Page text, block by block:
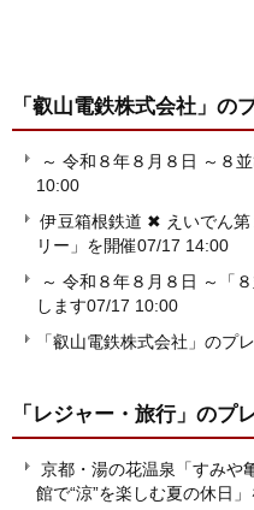
「叡山電鉄株式会社」 の
～ 令和８年８月８日 ～８
10:00
伊豆箱根鉄道 ✖ えいでん
リー」を開催07/17 14:00
～ 令和８年８月８日 ～「
します07/17 10:00
「叡山電鉄株式会社」のプ
「レジャー・旅行」 のプ
京都・湯の花温泉「すみや
館で“涼”を楽しむ夏の休日